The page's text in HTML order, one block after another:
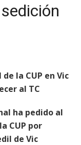
la CUP en Vic
al TC
ha pedido al
CUP por
de Vic